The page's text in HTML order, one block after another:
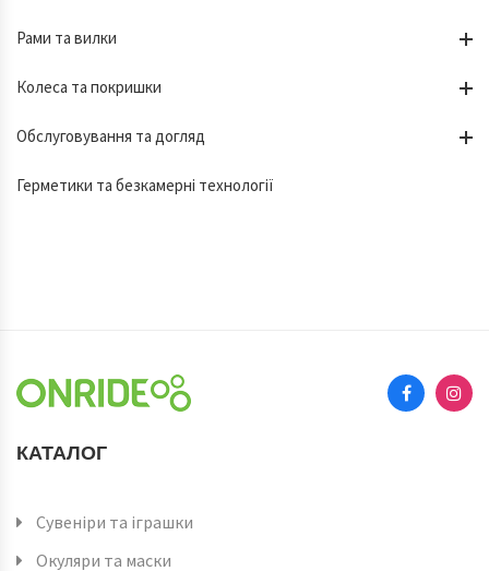
Рами та вилки
Колеса та покришки
Обслуговування та догляд
Герметики та безкамерні технології
КАТАЛОГ
Сувеніри та іграшки
Окуляри та маски